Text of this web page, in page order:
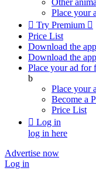
Other
Place your
 Try Premium 
Price List
Download the app
Download the app
Place your ad for
b
Place your
Become a
Price List
 Log in
log in here
Advertise now
Log in